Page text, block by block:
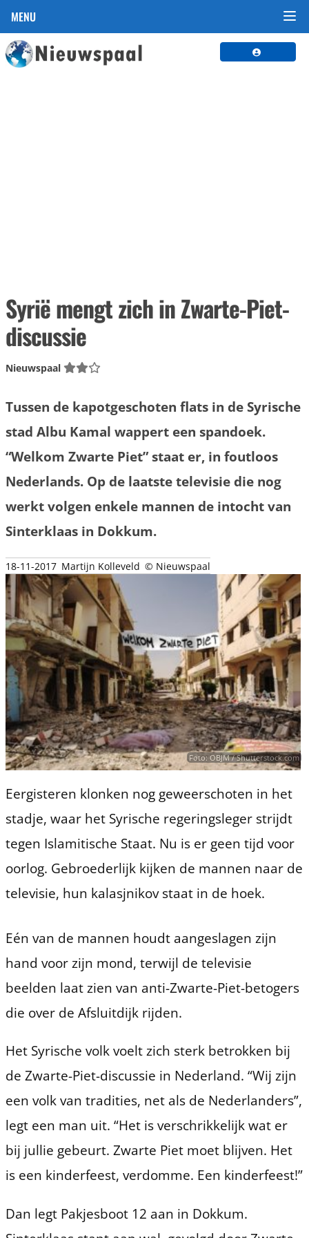
MENU
Syrië mengt zich in Zwarte-Piet-
discussie
Nieuwspaal
Tussen de kapotgeschoten flats in de Syrische
stad Albu Kamal wappert een spandoek.
“Welkom Zwarte Piet” staat er, in foutloos
Nederlands. Op de laatste televisie die nog
werkt volgen enkele mannen de intocht van
Sinterklaas in Dokkum.
18-11-2017 Martijn Kolleveld © Nieuwspaal
Foto: OBJM / Shutterstock.com
Eergisteren klonken nog geweerschoten in het
stadje, waar het Syrische regeringsleger strijdt
tegen Islamitische Staat. Nu is er geen tijd voor
oorlog. Gebroederlijk kijken de mannen naar de
televisie, hun kalasjnikov staat in de hoek.
Eén van de mannen houdt aangeslagen zijn
hand voor zijn mond, terwijl de televisie
beelden laat zien van anti-Zwarte-Piet-betogers
die over de Afsluitdijk rijden.
Het Syrische volk voelt zich sterk betrokken bij
de Zwarte-Piet-discussie in Nederland. “Wij zijn
een volk van tradities, net als de Nederlanders”,
legt een man uit. “Het is verschrikkelijk wat er
bij jullie gebeurt. Zwarte Piet moet blijven. Het
is een kinderfeest, verdomme. Een kinderfeest!”
Dan legt Pakjesboot 12 aan in Dokkum.